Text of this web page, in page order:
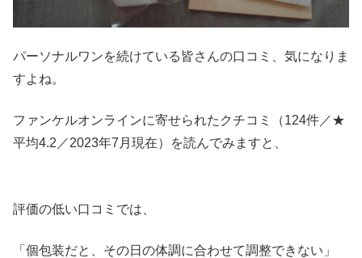
パーソナルワンを続けている皆さんの口コミ、気になりま
すよね。
ファンケルオンラインに寄せられたクチコミ（124件／★
平均4.2／2023年7月現在）を読んでみますと、
評価の低い口コミでは、
「個包装だと、その日の体調に合わせて調整できない」